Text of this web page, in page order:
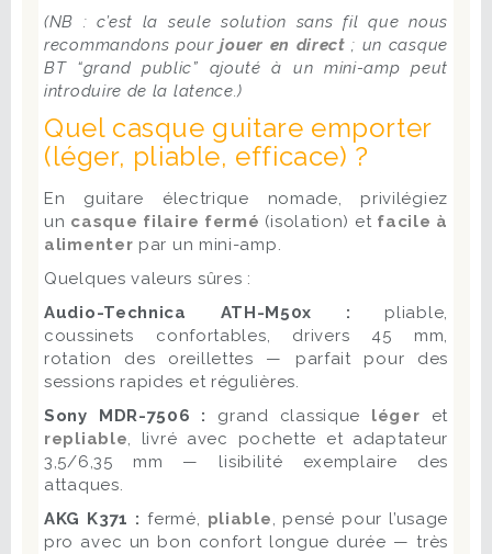
(NB : c’est la seule solution sans fil que nous
recommandons pourjouer en direct ; un casque
BT “grand public” ajouté à un mini-amp peut
introduire de la latence.)
Quel casque guitare emporter
(léger, pliable, efficace) ?
En guitare électrique nomade, privilégiez
un casque filaire fermé (isolation) et facile à
alimenter par un mini-amp.
Quelques valeurs sûres :
Audio-Technica ATH-M50x : pliable,
coussinets confortables, drivers 45 mm,
rotation des oreillettes — parfait pour des
sessions rapides et régulières.
Sony MDR-7506 : grand classique léger et
repliable, livré avec pochette et adaptateur
3,5/6,35 mm — lisibilité exemplaire des
attaques.
AKG K371 :fermé, pliable, pensé pour l’usage
pro avec un bon confort longue durée — très